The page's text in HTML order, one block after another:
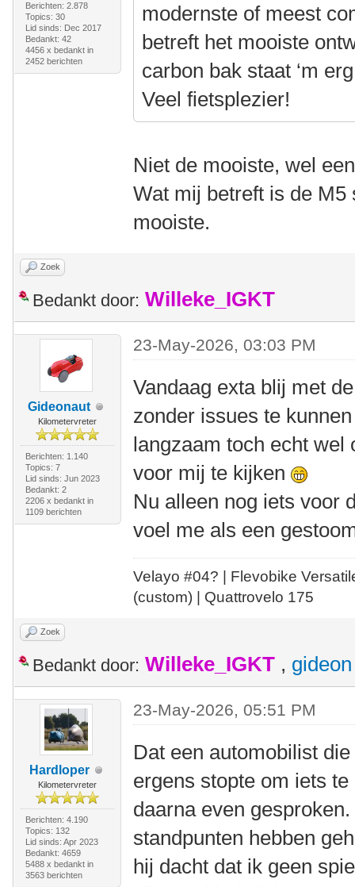
Berichten: 2.878
Topics: 30
Lid sinds: Dec 2017
Bedankt: 42
4456 x bedankt in
2452 berichten
modernste of meest
betreft het mooiste
carbon bak staat ‘m
Veel fietsplezier!
Niet de mooiste, wel
Wat mij betreft is de
mooiste.
Zoek
Bedankt door: Willeke_IGKT
Gideonaut
Kilometervreter
Berichten: 1.140
Topics: 7
Lid sinds: Jun 2023
Bedankt: 2
2206 x bedankt in
1109 berichten
23-May-2026, 03:03 PM
Vandaag exta blij met
zonder issues te
langzaam toch echt wel
voor mij te kijken
Nu alleen nog iets voor
voel me als een
Velayo #04? | Flevobike
(custom) | Quattrovelo 175
Zoek
Bedankt door: Willeke_IGKT , gideon
Hardloper
Kilometervreter
Berichten: 4.190
Topics: 132
Lid sinds: Apr 2023
Bedankt: 4659
5488 x bedankt in
3563 berichten
23-May-2026, 05:51 PM
Dat een automobilist
ergens stopte om iets
daarna even
standpunten hebben
hij dacht dat ik geen